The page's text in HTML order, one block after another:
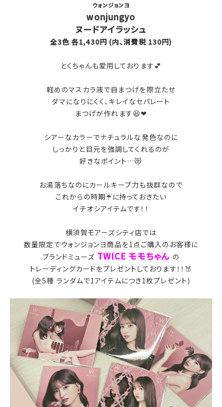
ウォンジョンヨ
wonjungyo
ヌードアイラッシュ
全3色 各1,430円 (内、消費税 130円)
とくちゃんも愛用しております💕
軽めのマスカラ液で自まつげを際立たせ
ダマになりにくく、キレイなセパレート
まつげが作れます😆❤
シアーなカラーでナチュラルな発色なのに
しっかりと目元を強調してくれるのが
好きなポイント…😻
お湯落ちなのにカールキープ力も抜群なので
これからの時期☔に持っておきたい
イチオシアイテムです！！
横須賀モアーズシティ店では
数量限定で ウォンジョンヨ商品を1点ご購入のお客様に
ブランドミューズ TWICE モモちゃん の
トレーディングカードをプレゼントしております！！🍑
(全5種 ランダムで1アイテムにつき1枚プレゼント)